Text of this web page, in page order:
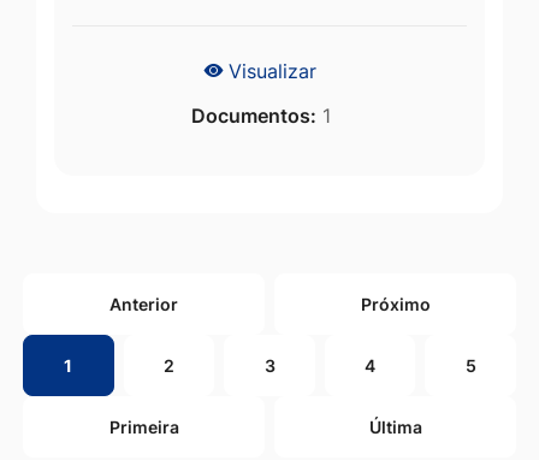
Visualizar
Documentos: 1
Primeira
Anterior
1 2 3 4 5
Próximo
Última